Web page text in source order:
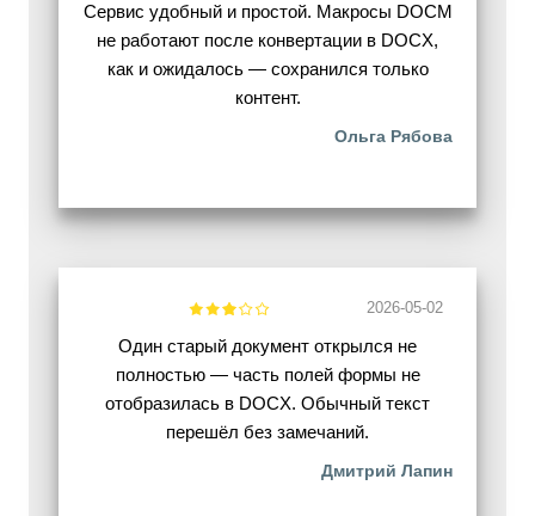
Сервис удобный и простой. Макросы DOCM
не работают после конвертации в DOCX,
как и ожидалось — сохранился только
контент.
Ольга Рябова
2026-05-02
Один старый документ открылся не
полностью — часть полей формы не
отобразилась в DOCX. Обычный текст
перешёл без замечаний.
Дмитрий Лапин